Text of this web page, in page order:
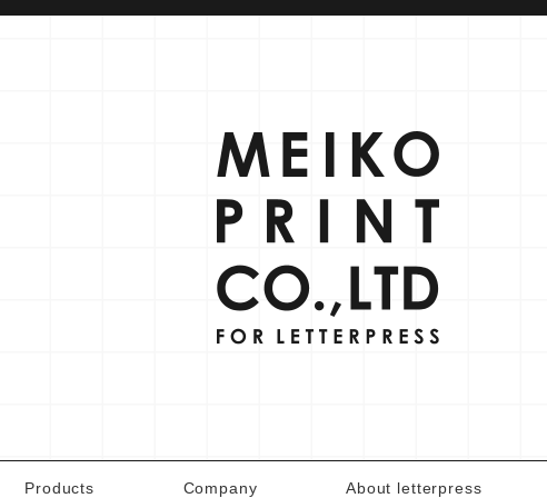
Products Company About letterpress